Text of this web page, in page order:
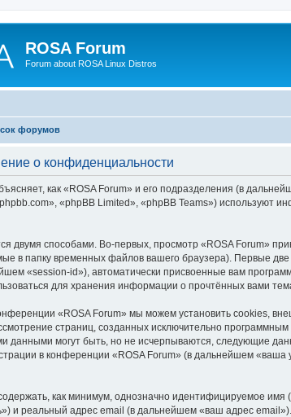
ROSA Forum
Forum about ROSA Linux Distros
форумов
о конфиденциальности
как «ROSA Forum» и его подразделения (в
«phpBB Limited», «phpBB Teams») используют
двумя способами. Во-первых, просмотр «ROSA Forum»
в папку временных файлов вашего браузера). Первые
«session-id»), автоматически присвоенные вам
для хранения информации о прочтённых вами
«ROSA Forum» мы можем установить cookies,
страниц, созданных исключительно
данными могут быть, но не исчерпываются, следующие
в конференции «ROSA Forum» (в дальнейшем
как минимум, однозначно идентифицируемое
и реальный адрес email (в дальнейшем «ваш адрес